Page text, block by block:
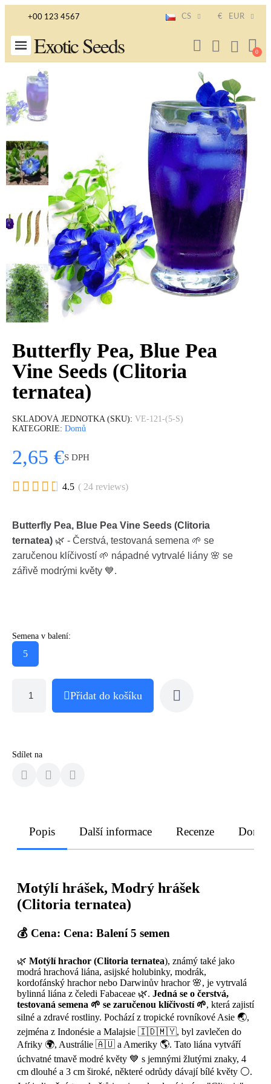
+00 123 4567 CS € EUR
Exotic Seeds
Butterfly Pea, Blue Pea
Vine Seeds (Clitoria
ternatea)
SKLADOVÁ JEDNOTKA (SKU) VE-121-(5-S)
KATEGORIE Domů
2,65 €S DPH
     4.5 ( 24 reviews)
Butterfly Pea, Blue Pea Vine Seeds (Clitoria
ternatea) 🌿 - Čerstvá, testovaná semena 🌱 se
zaručenou klíčivostí 🌱 nápadné vytrvalé liány 🌸 se
zářivě modrými květy 💙.
Semena v balení:
5
Přidat do košíku
Sdílet na
Popis Další informace Recenze
Motýlí hrášek, Modrý hrášek
(Clitoria ternatea)
💰 Cena: Cena: Balení 5 semen
🌿 Motýlí hrachor (Clitoria ternatea), známý také jako
modrá hrachová liána, asijské holubinky, modrák,
kordofánský hrachor nebo Darwinův hrachor 🌸, je vytrvalá
bylinná liána z čeledi Fabaceae 🌿. Jedná se o čerstvá,
testovaná semena 🌱 se zaručenou klíčivostí 🌱, která zajistí
silné a zdravé rostliny. Pochází z tropické rovníkové Asie 🌏,
zejména z Indonésie a Malajsie 🇮🇩🇲🇾, byl zavlečen do
Afriky 🌍, Austrálie 🇦🇺 a Ameriky 🌎. Tato liána vytváří
úchvatné tmavě modré květy 💙 s jemnými žlutými znaky, 4
cm dlouhé a 3 cm široké, některé odrůdy dávají bílé květy ⚪.